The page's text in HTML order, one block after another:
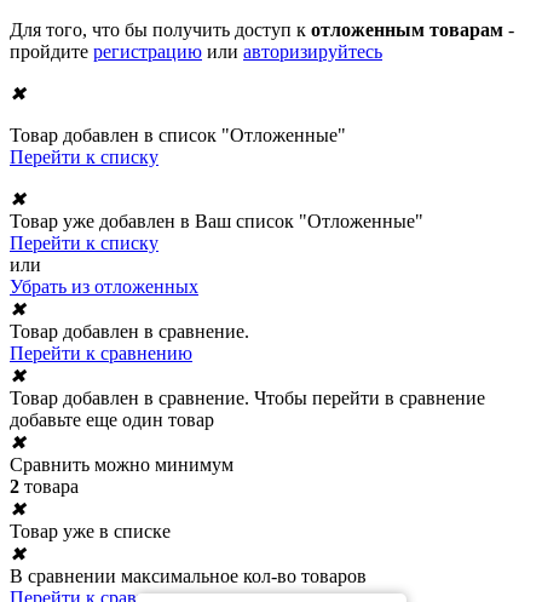
Для того, что бы получить доступ к отложенным товарам -
пройдите регистрацию или авторизируйтесь
✖
Товар добавлен в список "Отложенные"
Перейти к списку
✖
Товар уже добавлен в Ваш список "Отложенные"
Перейти к списку
или
Убрать из отложенных
✖
Товар добавлен в сравнение.
Перейти к сравнению
✖
Товар добавлен в сравнение. Чтобы перейти в сравнение
добавьте еще один товар
✖
Сравнить можно минимум
2 товара
✖
Товар уже в списке
✖
В сравнении максимальное кол-во товаров
Перейти к сравнению